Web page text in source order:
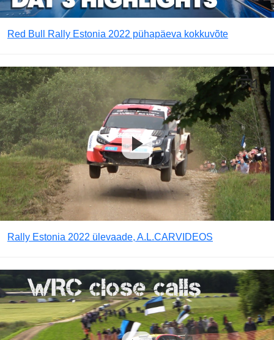
Red Bull Rally Estonia 2022 pühapäeva kokkuvõte
Rally Estonia 2022 ülevaade, A.L.CARVIDEOS